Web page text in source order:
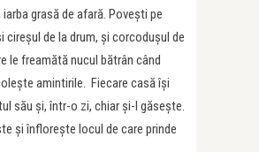
grasă de afară. Povești pe
cireșul de la drum, și corcodușul de
le freamătă nucul bătrân când
amintirile. Fiecare casă își
său și, într-o zi, chiar și-l găsește.
și înflorește locul de care prinde